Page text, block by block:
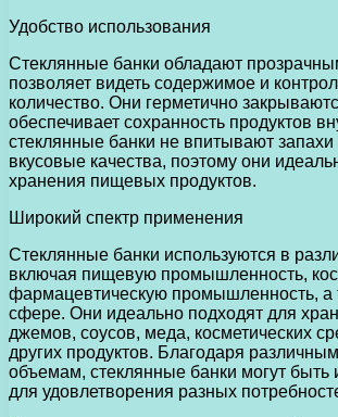
Удобство использования
Стеклянные банки обладают
позволяет видеть содержимое и
количество. Они герметично
обеспечивает сохранность продуктов
стеклянные банки не впитывают
вкусовые качества, поэтому они
хранения пищевых продуктов.
Широкий спектр применения
Стеклянные банки используются в
включая пищевую промышленность,
фармацевтическую промышленность, а
сфере. Они идеально подходят для
джемов, соусов, меда, косметических
других продуктов. Благодаря
объемам, стеклянные банки могут быть
для удовлетворения разных